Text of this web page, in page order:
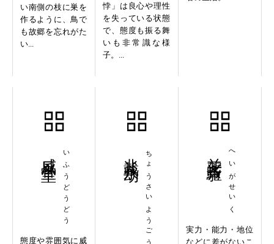
い南側の枝に巣を
作るように、鳥で
も故郷を忘れがた
い...
悖」は良心や理性
を失っている状態
で、態度も振る舞
いも非常識な様
子。...
いふうどうどう
態度や雰囲気に威 ちょうさいようごう へいがせいく
実力・能力・地位
などに差がないこ